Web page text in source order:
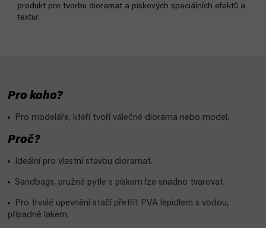
produkt pro tvorbu dioramat a pískových speciálních efektů a
textur.
Pro koho?
Pro modeláře, kteří tvoří válečné diorama nebo model.
Proč?
Ideální pro vlastní stavbu dioramat.
Sandbags, pružné pytle s pískem lze snadno tvarovat.
Pro trvalé upevnění stačí přetřít PVA lepidlem s vodou,
případně lakem.